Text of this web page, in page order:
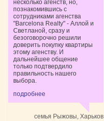
несколько агенств, но,
познакомившись с
сотрудниками агенства
"Barcelona Realty" - Аллой и
Светланой, сразу и
безоговорочно решили
доверить покупку квартиры
этому агенству. И
дальнейшее общение
только подтвердило
правильность нашего
выбора.
подробнее
семья Рыжовы, Харьков